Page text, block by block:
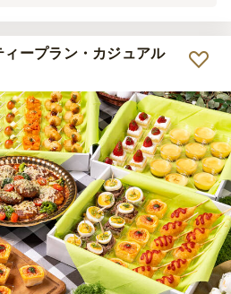
ィープラン・カジュアル